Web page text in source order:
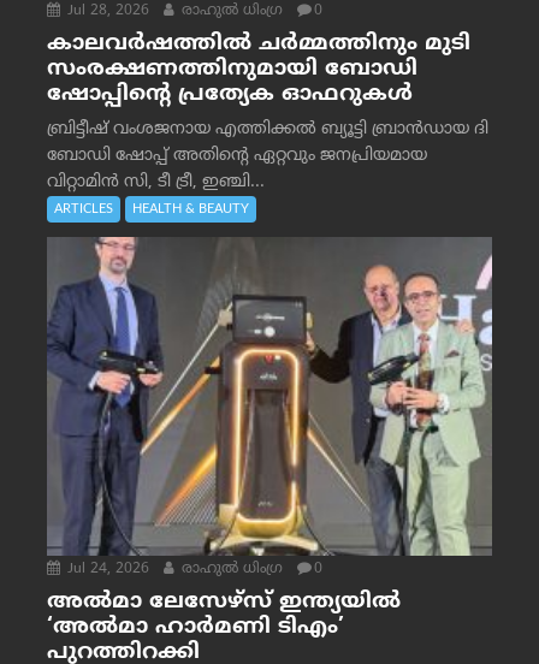
Jul 28, 2026 രാഹുല്‍ ധിംഗ്ര 0
കാലവർഷത്തിൽ ചർമ്മത്തിനും മുടി
സംരക്ഷണത്തിനുമായി ബോഡി
ഷോപ്പിന്റെ പ്രത്യേക ഓഫറുകൾ
ബ്രിട്ടീഷ് വംശജനായ എത്തിക്കൽ ബ്യൂട്ടി ബ്രാൻഡായ ദി
ബോഡി ഷോപ്പ് അതിന്റെ ഏറ്റവും ജനപ്രിയമായ
വിറ്റാമിൻ സി, ടീ ട്രീ, ഇഞ്ചി...
ARTICLES HEALTH & BEAUTY
Jul 24, 2026 രാഹുല്‍ ധിംഗ്ര 0
അൽമാ ലേസേഴ്സ് ഇന്ത്യയിൽ
‘അൽമാ ഹാർമണി ടിഎം’
പുറത്തിറക്കി